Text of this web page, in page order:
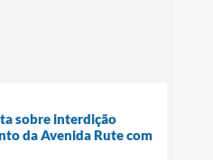
sobre interdição
da Avenida Rute com